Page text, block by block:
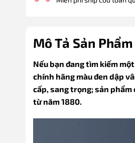
Mô Tả Sản Phẩm
Nếu bạn đang tìm kiếm
chính hãng màu đen dập
cấp, sang trọng; sản
từ năm 1880.